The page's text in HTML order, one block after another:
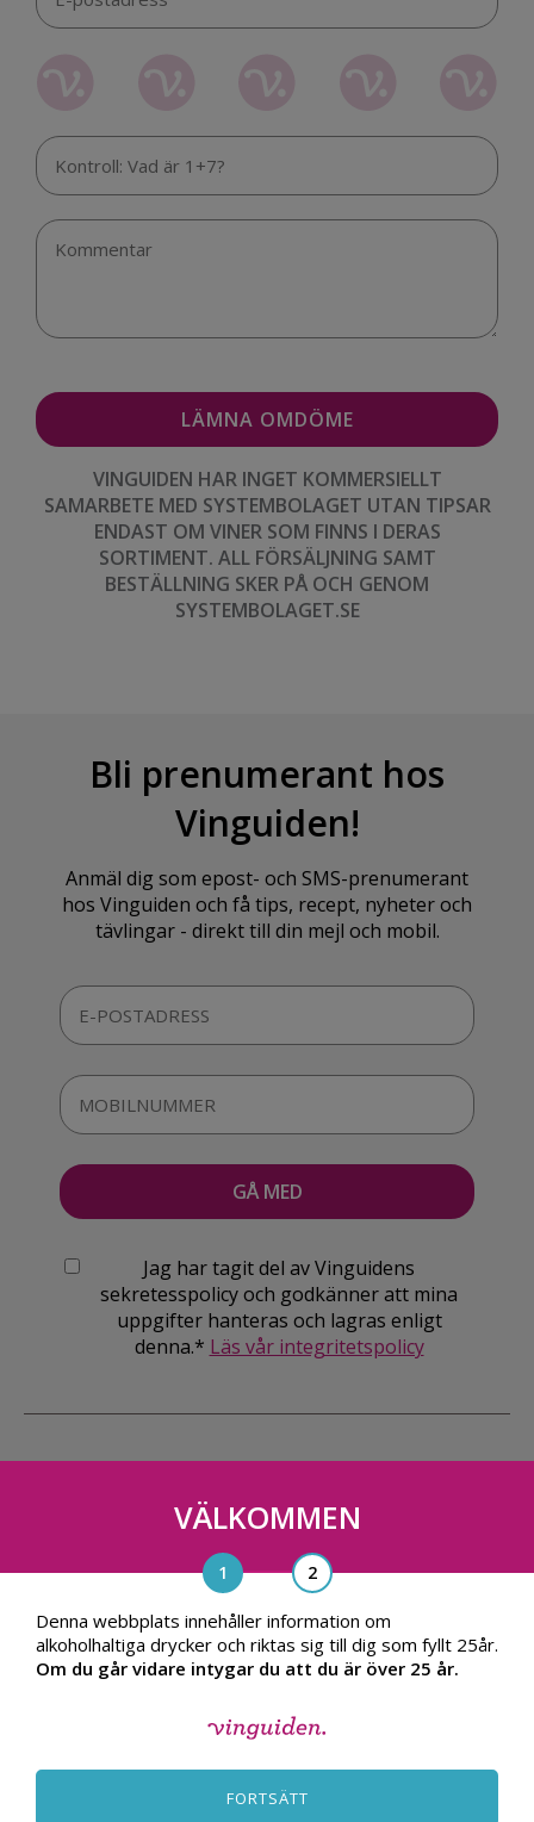
VINGUIDEN HAR INGET KOMMERSIELLT
SAMARBETE MED SYSTEMBOLAGET UTAN TIPSAR
ENDAST OM VINER SOM FINNS I DERAS
SORTIMENT. ALL FÖRSÄLJNING SAMT
BESTÄLLNING SKER PÅ OCH GENOM
SYSTEMBOLAGET.SE
Bli prenumerant hos
Vinguiden!
Anmäl dig som epost- och SMS-prenumerant
hos Vinguiden och få tips, recept, nyheter och
tävlingar - direkt till din mejl och mobil.
Jag har tagit del av Vinguidens
sekretesspolicy och godkänner att mina
uppgifter hanteras och lagras enligt
denna.* Läs vår integritetspolicy
Vinguiden Nordic AB
Blasieholmsgatan 4A, 111 48, Stockholm
info@vinguiden.com
INTEGRITETSPOLICY
VÄLKOMMEN
Denna webbplats innehåller information om
alkoholhaltiga drycker och riktas sig till dig som fyllt 25år.
Om du går vidare intygar du att du är över 25 år.
FORTSÄTT